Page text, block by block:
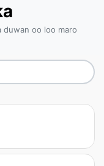
duwan oo loo maro